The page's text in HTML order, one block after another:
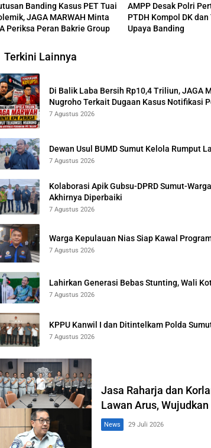
Banding Kasus PET Tuai
JAGA MARWAH Minta
Periksa Peran Bakrie Group
AMPP Desak Polri
PTDH Kompol DK dan
Upaya Banding
Terkini Lainnya
Di Balik Laba Bersih Rp10,4 Triliun, JAGA
Nugroho Terkait Dugaan Kasus Notifikasi
7 Agustus 2026
Dewan Usul BUMD Sumut Kelola Rumput
7 Agustus 2026
Kolaborasi Apik Gubsu-DPRD Sumut-
Akhirnya Diperbaiki
7 Agustus 2026
Warga Kepulauan Nias Siap Kawal
7 Agustus 2026
Lahirkan Generasi Bebas Stunting, Wali
7 Agustus 2026
KPPU Kanwil I dan Ditintelkam Polda
7 Agustus 2026
Jasa Raharja dan
Lawan Arus,
News 29 Juli 2026